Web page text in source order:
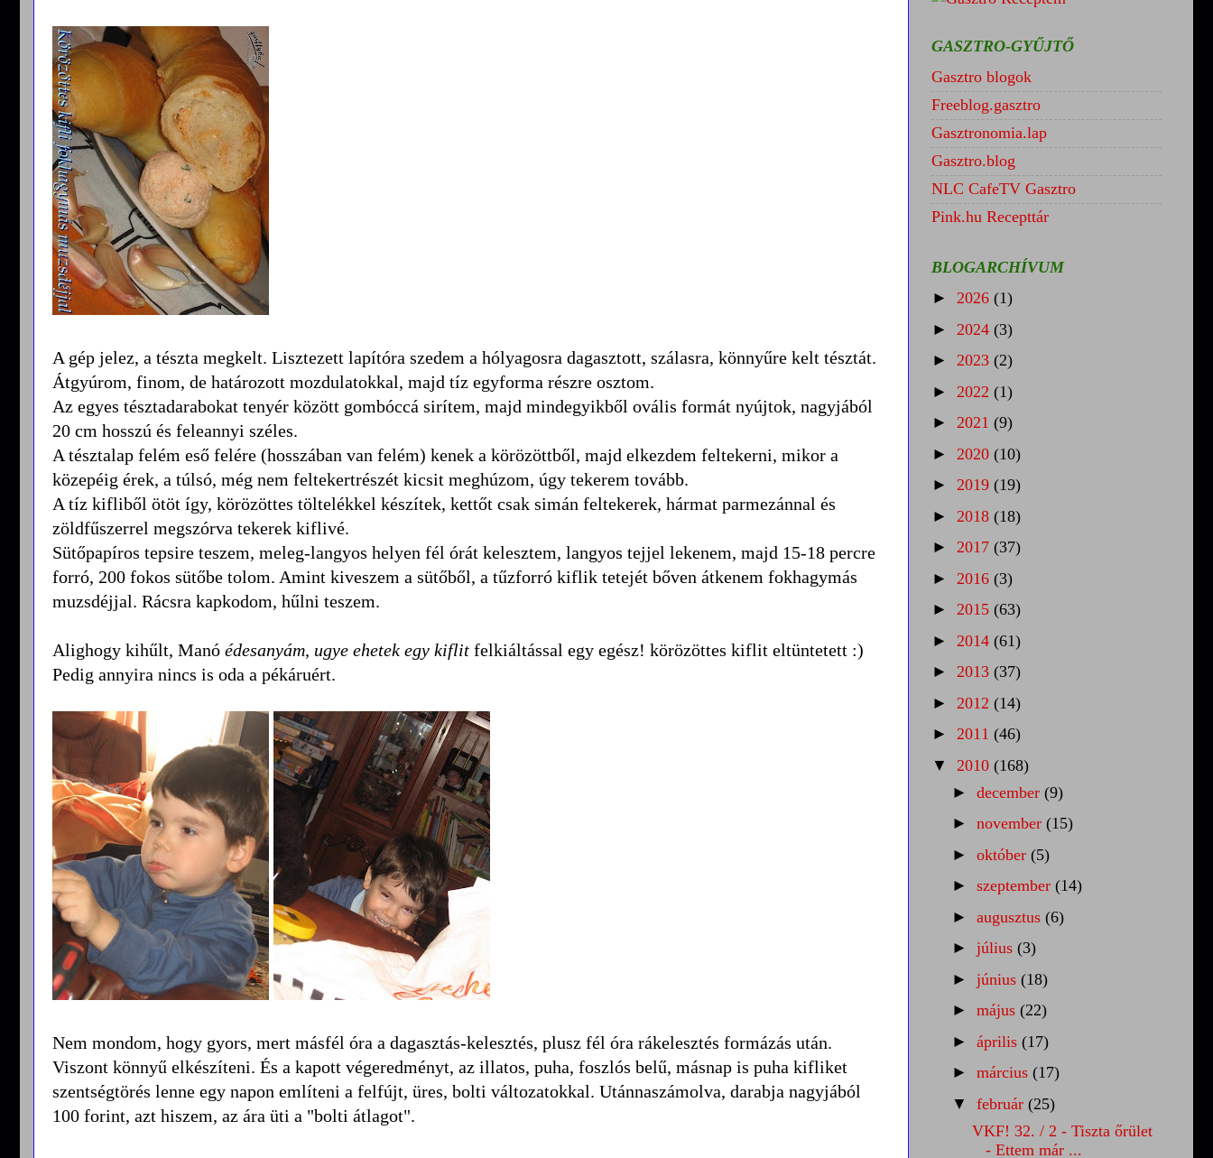
A gép jelez, a tészta megkelt. Lisztezett lapítóra szedem a hólyagosra dagasztott, szálasra, könnyűre kelt tésztát.
Átgyúrom, finom, de határozott mozdulatokkal, majd tíz egyforma részre osztom.
Az egyes tésztadarabokat tenyér között gombóccá sirítem, majd mindegyikből ovális formát nyújtok, nagyjából
20 cm hosszú és feleannyi széles.
A tésztalap felém eső felére (hosszában van felém) kenek a körözöttből, majd elkezdem feltekerni, mikor a
közepéig érek, a túlsó, még nem feltekertrészét kicsit meghúzom, úgy tekerem tovább.
A tíz kifliből ötöt így, körözöttes töltelékkel készítek, kettőt csak simán feltekerek, hármat parmezánnal és
zöldfűszerrel megszórva tekerek kiflivé.
Sütőpapíros tepsire teszem, meleg-langyos helyen fél órát kelesztem, langyos tejjel lekenem, majd 15-18 percre
forró, 200 fokos sütőbe tolom. Amint kiveszem a sütőből, a tűzforró kiflik tetejét bőven átkenem fokhagymás
muzsdéjjal. Rácsra kapkodom, hűlni teszem.
Alighogy kihűlt, Manó édesanyám, ugye ehetek egy kiflit felkiáltással egy egész! körözöttes kiflit eltüntetett :)
Pedig annyira nincs is oda a pékáruért.
Nem mondom, hogy gyors, mert másfél óra a dagasztás-kelesztés, plusz fél óra rákelesztés formázás után.
Viszont könnyű elkészíteni. És a kapott végeredményt, az illatos, puha, foszlós belű, másnap is puha kifliket
szentségtörés lenne egy napon említeni a felfújt, üres, bolti változatokkal. Utánnaszámolva, darabja nagyjából
100 forint, azt hiszem, az ára üti a "bolti átlagot".
GASZTRO-GYŰJTŐ
Gasztro blogok
Freeblog.gasztro
Gasztronomia.lap
Gasztro.blog
NLC CafeTV Gasztro
Pink.hu Recepttár
BLOGARCHÍVUM
► 2026 (1)
► 2024 (3)
► 2023 (2)
► 2022 (1)
► 2021 (9)
► 2020 (10)
► 2019 (19)
► 2018 (18)
► 2017 (37)
► 2016 (3)
► 2015 (63)
► 2014 (61)
► 2013 (37)
► 2012 (14)
► 2011 (46)
▼ 2010 (168)
► december (9)
► november (15)
► október (5)
► szeptember (14)
► augusztus (6)
► július (3)
► június (18)
► május (22)
► április (17)
► március (17)
▼ február (25)
VKF! 32. / 2 - Tiszta őrület
- Ettem már ...